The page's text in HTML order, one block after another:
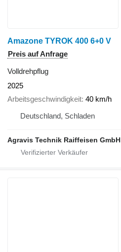
Amazone TYROK 400 6+0 V
Preis auf Anfrage
Volldrehpflug
2025
Arbeitsgeschwindigkeit 40 km/h
Deutschland, Schladen
Agravis Technik Raiffeisen GmbH